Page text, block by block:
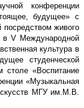
конференции
будущее» с
посредством живого
в V Международной
культура в
студенческой
«Воспитание
«Музыкальная
МГУ им.М.В.